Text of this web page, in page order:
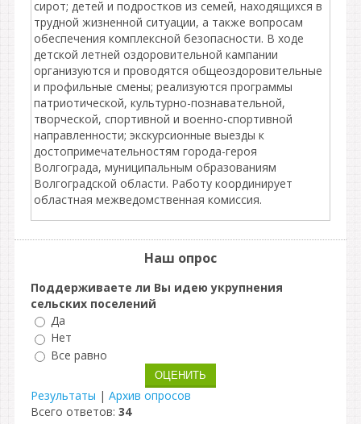
сирот; детей и подростков из семей, находящихся в
трудной жизненной ситуации, а также вопросам
обеспечения комплексной безопасности. В ходе
детской летней оздоровительной кампании
организуются и проводятся общеоздоровительные
и профильные смены; реализуются программы
патриотической, культурно-познавательной,
творческой, спортивной и военно-спортивной
направленности; экскурсионные выезды к
достопримечательностям города-героя
Волгограда, муниципальным образованиям
Волгоградской области. Работу координирует
областная межведомственная комиссия.
Наш опрос
Поддерживаете ли Вы идею укрупнения
сельских поселений
Да
Нет
Все равно
Результаты | Архив опросов
Всего ответов: 34